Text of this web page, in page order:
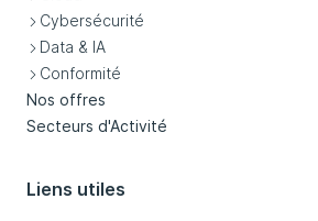
Cybersécurité
Data & IA
Conformité
Nos offres
Secteurs d'Activité
Liens utiles